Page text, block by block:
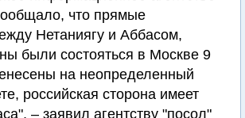
что прямые
Нетаниягу и Аббасом,
были состояться в Москве 9
на неопределенный
российская сторона имеет
– заявил агентству "посол"